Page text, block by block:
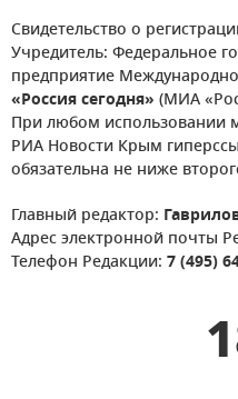
Свидетельство о
Учредитель: Федеральное
предприятие
«Россия сегодня» (МИА
При любом использовании
РИА Новости Крым
обязательна не ниже
Главный редактор:
Адрес электронной почты
Телефон Редакции: 7 (495)